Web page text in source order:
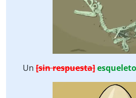
Un [sin respuesta]esqueleto